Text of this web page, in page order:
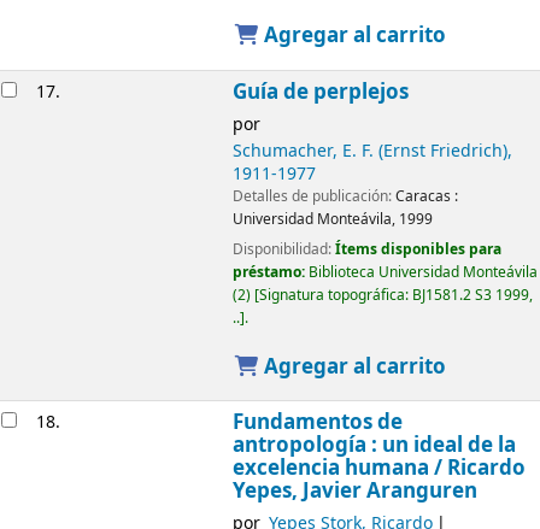
Agregar al carrito
17. Guía de perplejos
por
Schumacher, E. F. (Ernst Friedrich),
1911-1977
Detalles de publicación:Caracas :
Universidad Monteávila, 1999
Disponibilidad:Ítems disponibles para
préstamo: Biblioteca Universidad Monteávila
(2) Signatura topográfica: BJ1581.2 S3 1999,
.. .
Agregar al carrito
18. Fundamentos de
antropología : un ideal de la
excelencia humana / Ricardo
Yepes, Javier Aranguren
por Yepes Stork, Ricardo